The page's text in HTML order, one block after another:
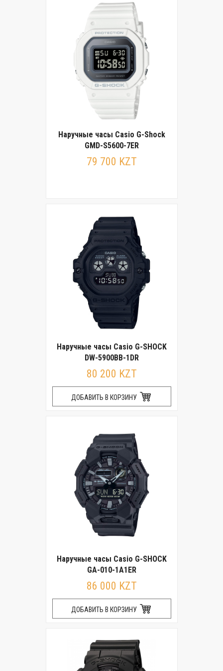
Наручные часы Casio G-Shock
GMD-S5600-7ER
79 700 KZT
Наручные часы Casio G-SHOCK
DW-5900BB-1DR
80 200 KZT
ДОБАВИТЬ В КОРЗИНУ
Наручные часы Casio G-SHOCK
GA-010-1A1ER
86 000 KZT
ДОБАВИТЬ В КОРЗИНУ